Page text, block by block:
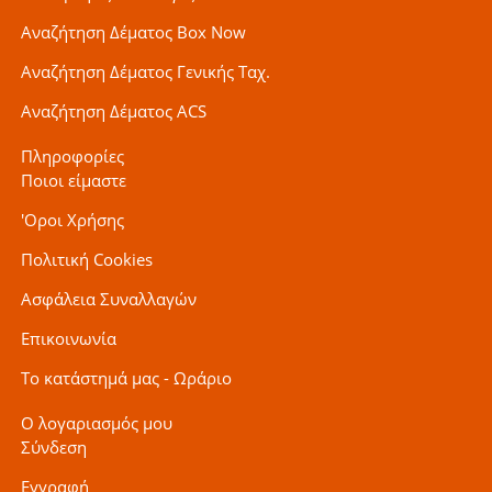
Αναζήτηση Δέματος Box Now
Αναζήτηση Δέματος Γενικής Ταχ.
Αναζήτηση Δέματος ACS
Πληροφορίες
Ποιοι είμαστε
'Οροι Χρήσης
Πολιτική Cookies
Ασφάλεια Συναλλαγών
Επικοινωνία
Το κατάστημά μας - Ωράριο
Ο λογαριασμός μου
Σύνδεση
Εγγραφή